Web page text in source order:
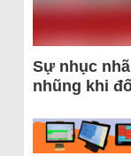
Sự nhục
nhũng khi